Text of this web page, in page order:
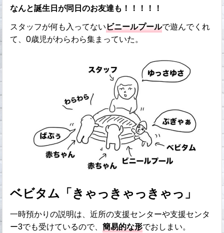
なんと誕生日が同日のお友達も！！！！！
スタッフが何も入ってないビニールプールで遊んでくれ
て、0歳児がわらわら集まっていた。
ベビタム「きゃっきゃっきゃっ」
一時預かりの説明は、近所の支援センターや支援センタ
ー3でも受けているので、簡易的な形でおしまい。